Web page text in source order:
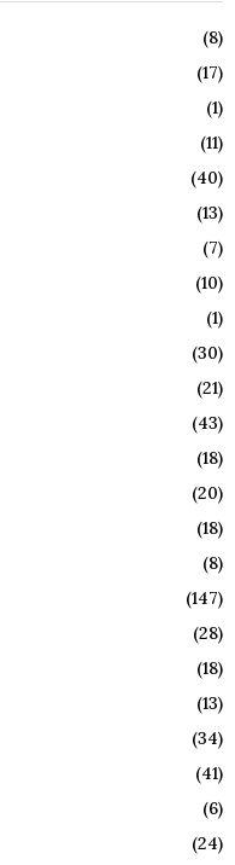
(8)
(17)
(1)
(11)
(40)
(13)
(7)
(10)
(1)
(30)
(21)
(43)
(18)
(20)
(18)
(8)
(147)
(28)
(18)
(13)
(34)
(41)
(6)
(24)